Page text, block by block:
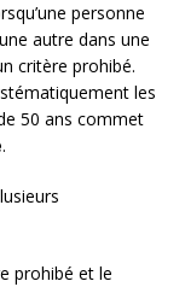
personne
autre dans une
critère prohibé.
les
50 ans commet
.
prohibé et le